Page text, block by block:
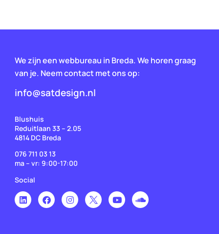
We zijn een webbureau in Breda. We horen graag
van je. Neem contact met ons op:
info@satdesign.nl
Blushuis
Reduitlaan 33 – 2.05
4814 DC Breda
076 711 03 13
ma – vr: 9:00-17:00
Social